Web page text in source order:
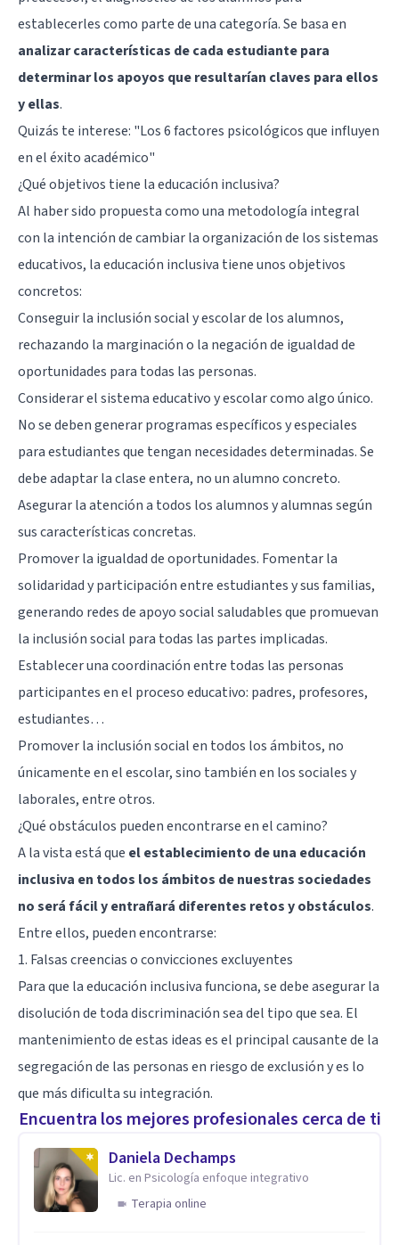
establecerles como parte de una categoría. Se basa en
analizar características de cada estudiante para
determinar los apoyos que resultarían claves para ellos
y ellas.
Quizás te interese: "Los 6 factores psicológicos que influyen
en el éxito académico"
¿Qué objetivos tiene la educación inclusiva?
Al haber sido propuesta como una metodología integral
con la intención de cambiar la organización de los sistemas
educativos, la educación inclusiva tiene unos objetivos
concretos:
Conseguir la inclusión social y escolar de los alumnos,
rechazando la marginación o la negación de igualdad de
oportunidades para todas las personas.
Considerar el sistema educativo y escolar como algo único.
No se deben generar programas específicos y especiales
para estudiantes que tengan necesidades determinadas. Se
debe adaptar la clase entera, no un alumno concreto.
Asegurar la atención a todos los alumnos y alumnas según
sus características concretas.
Promover la igualdad de oportunidades. Fomentar la
solidaridad y participación entre estudiantes y sus familias,
generando redes de apoyo social saludables que promuevan
la inclusión social para todas las partes implicadas.
Establecer una coordinación entre todas las personas
participantes en el proceso educativo: padres, profesores,
estudiantes…
Promover la inclusión social en todos los ámbitos, no
únicamente en el escolar, sino también en los sociales y
laborales, entre otros.
¿Qué obstáculos pueden encontrarse en el camino?
A la vista está que el establecimiento de una educación
inclusiva en todos los ámbitos de nuestras sociedades
no será fácil y entrañará diferentes retos y obstáculos.
Entre ellos, pueden encontrarse:
1. Falsas creencias o convicciones excluyentes
Para que la educación inclusiva funciona, se debe asegurar la
disolución de toda discriminación sea del tipo que sea. El
mantenimiento de estas ideas es el principal causante de la
segregación de las personas en riesgo de exclusión y es lo
que más dificulta su integración.
Encuentra los mejores profesionales cerca de ti
Daniela Dechamps
Lic. en Psicología enfoque integrativo
Terapia online